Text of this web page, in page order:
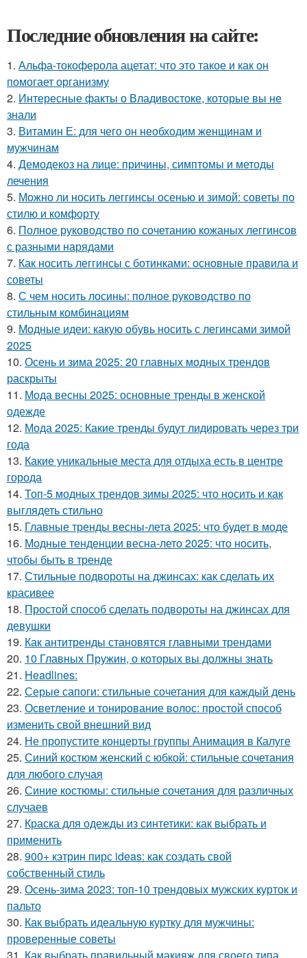
Последние обновления на сайте:
1. Альфа-токоферола ацетат: что это такое и как он
помогает организму
2. Интересные факты о Владивостоке, которые вы не
знали
3. Витамин Е: для чего он необходим женщинам и
мужчинам
4. Демодекоз на лице: причины, симптомы и методы
лечения
5. Можно ли носить леггинсы осенью и зимой: советы по
стилю и комфорту
6. Полное руководство по сочетанию кожаных леггинсов
с разными нарядами
7. Как носить леггинсы с ботинками: основные правила и
советы
8. С чем носить лосины: полное руководство по
стильным комбинациям
9. Модные идеи: какую обувь носить с легинсами зимой
2025
10. Осень и зима 2025: 20 главных модных трендов
раскрыты
11. Мода весны 2025: основные тренды в женской
одежде
12. Мода 2025: Какие тренды будут лидировать через три
года
13. Какие уникальные места для отдыха есть в центре
города
14. Топ-5 модных трендов зимы 2025: что носить и как
выглядеть стильно
15. Главные тренды весны-лета 2025: что будет в моде
16. Модные тенденции весна-лето 2025: что носить,
чтобы быть в тренде
17. Стильные подвороты на джинсах: как сделать их
красивее
18. Простой способ сделать подвороты на джинсах для
девушки
19. Как антитренды становятся главными трендами
20. 10 Главных Пружин, о которых вы должны знать
21. Headlines:
22. Серые сапоги: стильные сочетания для каждый день
23. Осветление и тонирование волос: простой способ
изменить свой внешний вид
24. Не пропустите концерты группы Анимация в Калуге
25. Синий костюм женский с юбкой: стильные сочетания
для любого случая
26. Синие костюмы: стильные сочетания для различных
случаев
27. Краска для одежды из синтетики: как выбрать и
применить
28. 900+ кэтрин пирс ideas: как создать свой
собственный стиль
29. Осень-зима 2023: топ-10 трендовых мужских курток и
пальто
30. Как выбрать идеальную куртку для мужчины:
проверенные советы
31. Как выбрать правильный макияж для своего типа